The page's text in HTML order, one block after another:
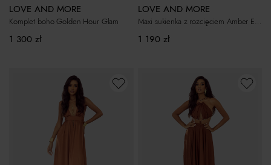
LOVE AND MORE
Komplet boho Golden Hour Glam
1 300 zł
LOVE AND MORE
Maxi sukienka z rozcięciem Amber Elegance
1 190 zł